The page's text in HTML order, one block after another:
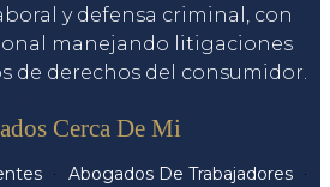
y defensa criminal, con
manejando litigaciones
de derechos del consumidor.
Cerca De Mi
Abogados De Trabajadores